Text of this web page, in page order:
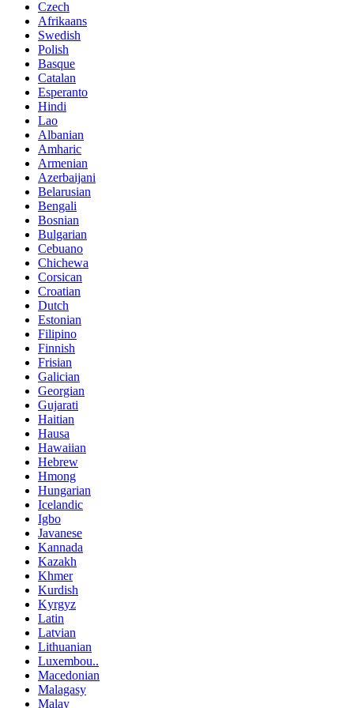
Czech
Afrikaans
Swedish
Polish
Basque
Catalan
Esperanto
Hindi
Lao
Albanian
Amharic
Armenian
Azerbaijani
Belarusian
Bengali
Bosnian
Bulgarian
Cebuano
Chichewa
Corsican
Croatian
Dutch
Estonian
Filipino
Finnish
Frisian
Galician
Georgian
Gujarati
Haitian
Hausa
Hawaiian
Hebrew
Hmong
Hungarian
Icelandic
Igbo
Javanese
Kannada
Kazakh
Khmer
Kurdish
Kyrgyz
Latin
Latvian
Lithuanian
Luxembou..
Macedonian
Malagasy
Malay